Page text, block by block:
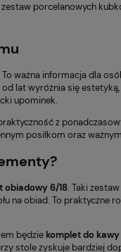
porcelanowych
To ważna informacja dla
lat wyróżnia się
upominek.
z
posiłkom oraz
obiadowy 6/18. Taki
na obiad. To praktyczne
będzie komplet do
stole zyskuje bardziej